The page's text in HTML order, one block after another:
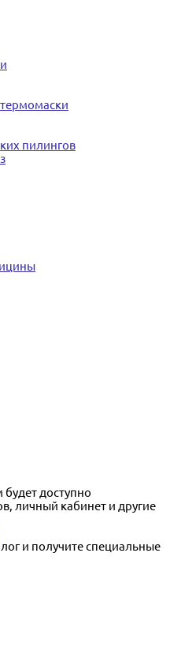
пилингов
будет доступно
личный кабинет и другие
и получите специальные